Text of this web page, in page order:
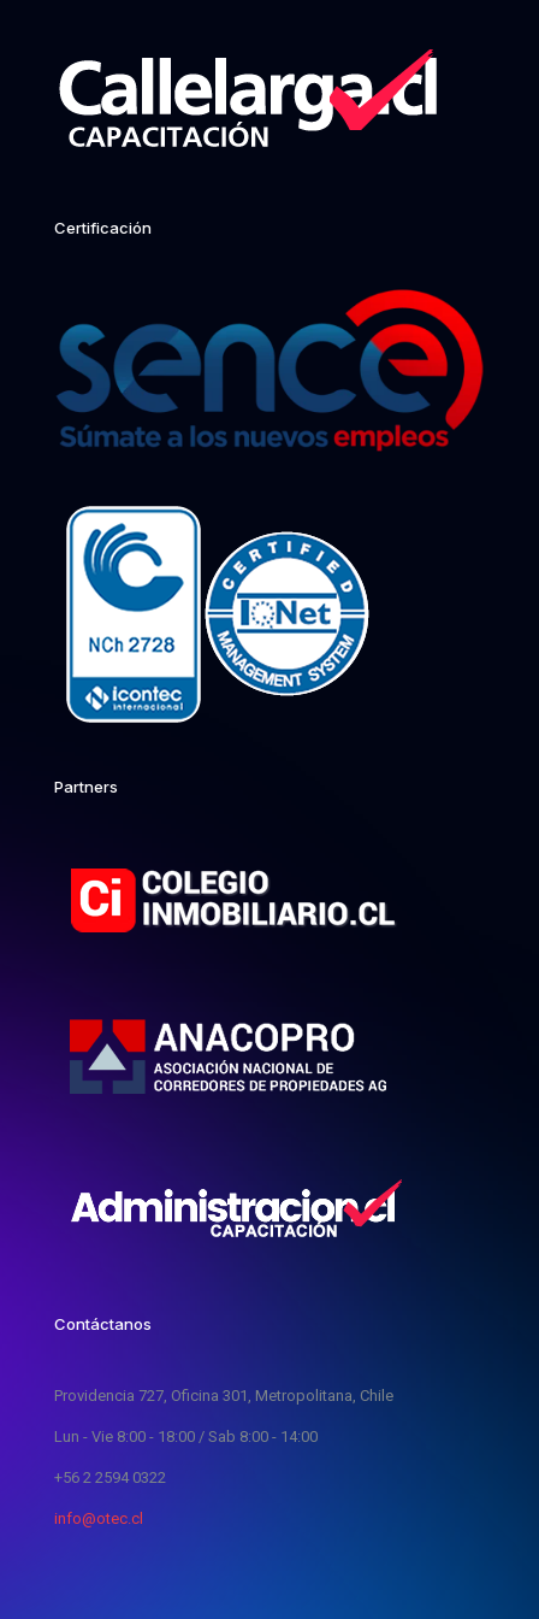
Certificación
Partners
Contáctanos
Providencia 727, Oficina 301, Metropolitana, Chile
Lun - Vie 8:00 - 18:00 / Sab 8:00 - 14:00
+56 2 2594 0322
info@otec.cl